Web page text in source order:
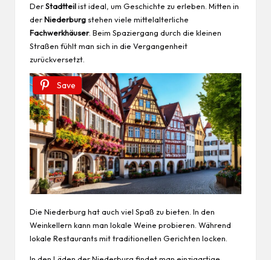
DerStadtteilist ideal, um Geschichte zu erleben. Mitten in
derNiederburg stehen viele mittelalterliche
Fachwerkhäuser. Beim Spaziergang durch die kleinen
Straßen fühlt man sich in die Vergangenheit
zurückversetzt.
Save
Die Niederburg hat auch viel Spaß zu bieten. In den
Weinkellern kann man lokale Weine probieren. Während
lokale Restaurants mit traditionellen Gerichten locken.